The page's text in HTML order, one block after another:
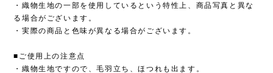
・織物生地の一部を使用しているという特性上、商品写真と異な
る場合がございます。
・実際の商品と色味が異なる場合がございます。
■ご使用上の注意点
・織物生地ですので、毛羽立ち、ほつれも出ます。